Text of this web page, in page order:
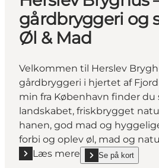
gårdbryggeri og
Øl & Mad
Velkommen til Herslev
gårdbryggeri i hjertet af
min fra København finder du
landskabet, friskbrygget
hanen, god mad og
forbi og oplev øl, mad og
Læs mere
Læs mere "Herslev Bryghus
Se på kort
show Herslev